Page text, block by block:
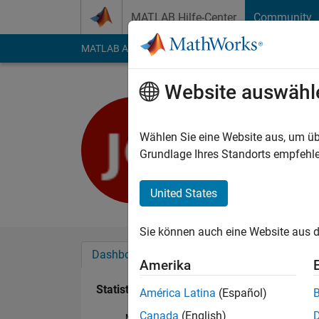
MATLAB Hilfe-Center Community
MATLAB Answers File Exchange Cody
Last seen: etwa ein
Followers:0
Dashboard
Statistik
Website
Wählen Sie eine Website aus, um
Grundlage Ihres Standorts
United States
Sie können auch eine Website aus
Amerika
América Latina (Español)
Canada (English)